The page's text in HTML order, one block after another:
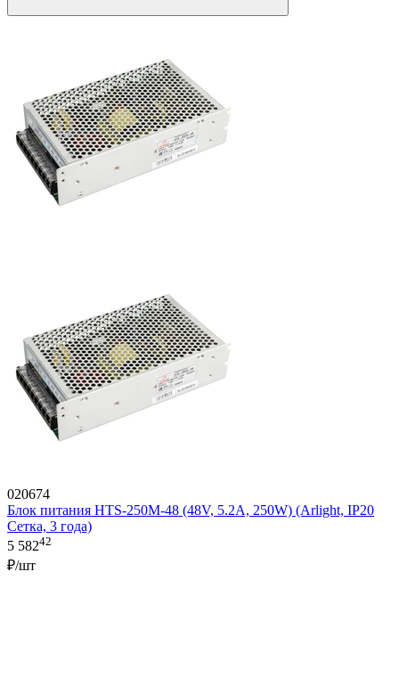
020674
Блок питания HTS-250M-48 (48V, 5.2A, 250W) (Arlight, IP20
Сетка, 3 года)
5 58242
₽/шт